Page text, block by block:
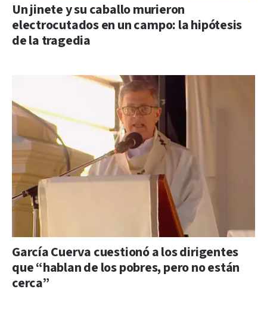
Un jinete y su caballo murieron
electrocutados en un campo: la hipótesis
de la tragedia
García Cuerva cuestionó a los dirigentes
que “hablan de los pobres, pero no están
cerca”